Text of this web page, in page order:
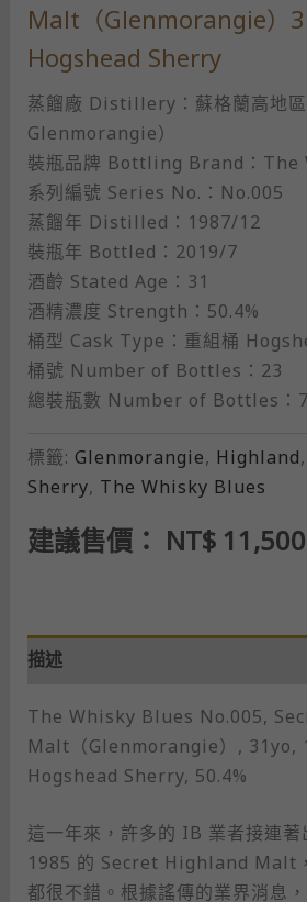
Malt（Glenmorangie）
Hogshead Sherry
蒸餾廠 Distillery：蘇格蘭高地
Glenmorangie）
裝瓶品牌 Bottling Brand：The
系列編號 Series No.：No.005
蒸餾年 Distilled：1987/12
裝瓶年 Bottled：2019/7
酒齡 Stated Age：31
酒精濃度 Strength：50.4%
桶型 Cask Type：重組桶
桶號 Number of Bottles：23
總裝瓶數 Number of Bottles：
標籤: Glenmorangie, Highland,
Sherry, The Whisky Blues
建議售價： NT$11,500
描述
The Whisky Blues No.005,
Malt（Glenmorangie）, 31yo,
Hogshead Sherry, 50.4%
這一年來，許多的 IB 業者接連
1985 的 Secret Highland Malt
都很不錯。根據謠傳的業界消息